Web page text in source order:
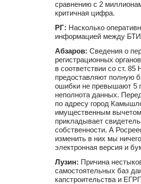
сравнению с 2
критичная цифра.
РГ: Насколько
информацией между
Абзаров: Сведения о
регистрационных
в соответствии со ст.
предоставляют полную
ошибки не превышают 5
неполнота данных.
по адресу город
имущественным вычетом
прикладывает
собственности. А
изменить в них мы
электронная версия и
Лузин: Причина
самостоятельных баз
капстроительства и